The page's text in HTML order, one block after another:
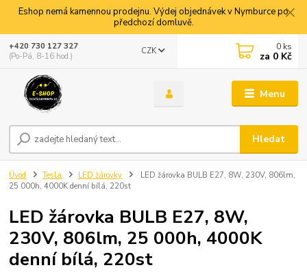
Eshop nemá kamennou prodejnu. Výdej objednávek v Nymburce po
předchozí domluvě.
Menu
CZK
Hledat
+420 730 127 327
(Po-Pá, 8-16 hod.)
0 ks
za 0 Kč
Úvod Tesla LED žárovky
LED žárovka BULB E27, 8W, 230V, 806lm,
25 000h, 4000K denní bílá, 220st
LED žárovka BULB E27, 8W,
230V, 806lm, 25 000h, 4000K
denní bílá, 220st